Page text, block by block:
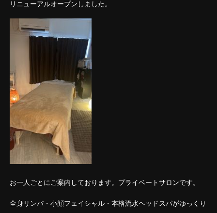
リニューアルオープンしました。
お一人ごとにご案内しております。プライベートサロンです。
全身リンパ・小顔フェイシャル・本格流水ヘッドスパがゆっくり